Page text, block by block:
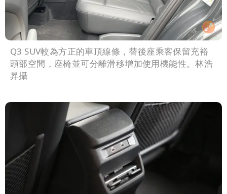
Q3 SUV較為方正的車頂線條，替後座乘客保留充裕
頭部空間，座椅並可分離滑移增加使用機能性。林浩
昇攝